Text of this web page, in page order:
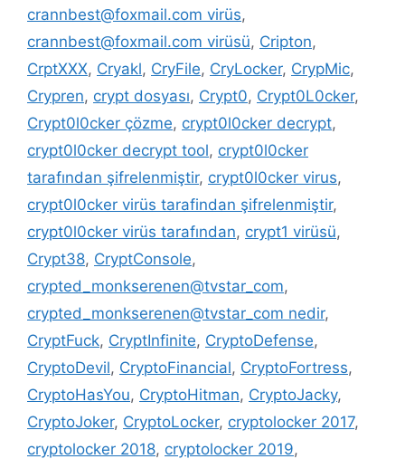
crannbest@foxmail.com virüs,
crannbest@foxmail.com virüsü, Cripton,
CrptXXX, Cryakl, CryFile, CryLocker, CrypMic,
Crypren, crypt dosyası, Crypt0, Crypt0L0cker,
Crypt0l0cker çözme, crypt0l0cker decrypt,
crypt0l0cker decrypt tool, crypt0l0cker
tarafından şifrelenmiştir, crypt0l0cker virus,
crypt0l0cker virüs tarafindan şifrelenmiştir,
crypt0l0cker virüs tarafından, crypt1 virüsü,
Crypt38, CryptConsole,
crypted_monkserenen@tvstar_com,
crypted_monkserenen@tvstar_com nedir,
CryptFuck, CryptInfinite, CryptoDefense,
CryptoDevil, CryptoFinancial, CryptoFortress,
CryptoHasYou, CryptoHitman, CryptoJacky,
CryptoJoker, CryptoLocker, cryptolocker 2017,
cryptolocker 2018, cryptolocker 2019,